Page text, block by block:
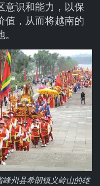
意识和能力，以保
值，从而将越南的
峰州县希朗镇义岭山的雄